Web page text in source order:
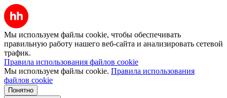
Мы используем файлы cookie, чтобы обеспечивать
правильную работу нашего веб-сайта и анализировать сетевой
трафик.
Правила использования файлов cookie
Мы используем файлы cookie. Правила использования
файлов cookie
Понятно